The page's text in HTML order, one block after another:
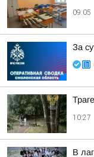
09:05
За
10:27
В